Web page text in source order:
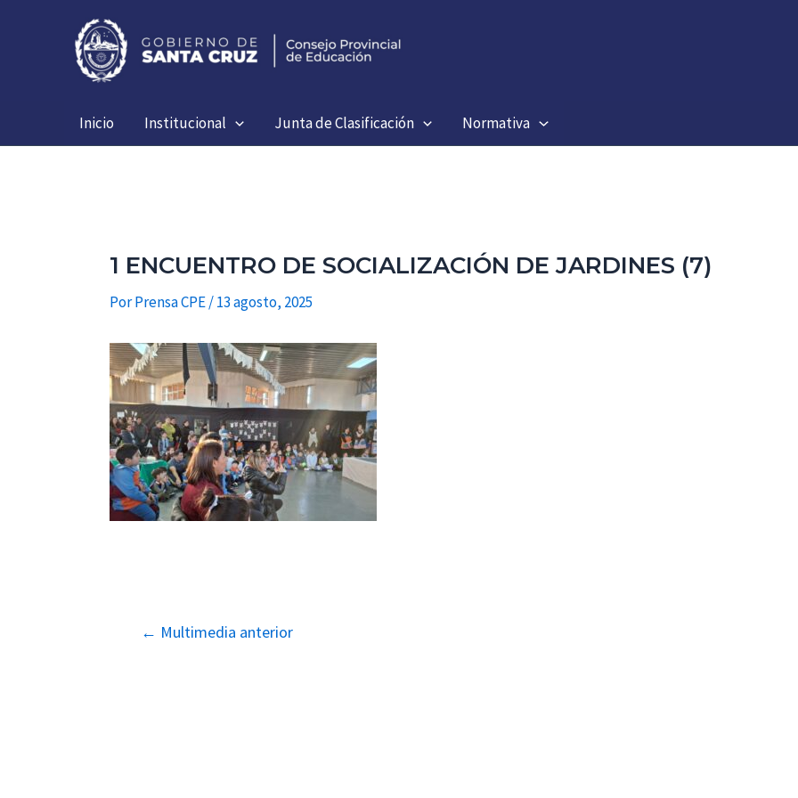
Inicio Institucional Junta de Clasificación Normativa
1 ENCUENTRO DE SOCIALIZACIÓN DE JARDINES (7)
PorPrensa CPE/13 agosto, 2025
Navegación
← Multimedia anterior